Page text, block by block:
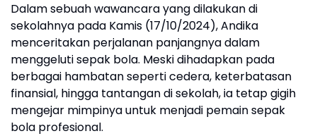
Dalam sebuah wawancara yang dilakukan di
sekolahnya pada Kamis (17/10/2024), Andika
menceritakan perjalanan panjangnya dalam
menggeluti sepak bola. Meski dihadapkan pada
berbagai hambatan seperti cedera, keterbatasan
finansial, hingga tantangan di sekolah, ia tetap gigih
mengejar mimpinya untuk menjadi pemain sepak
bola profesional.